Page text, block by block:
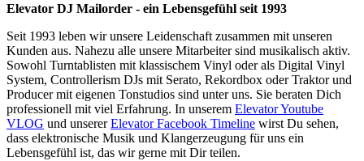
Elevator DJ Mailorder - ein Lebensgefühl seit 1993
Seit 1993 leben wir unsere Leidenschaft zusammen mit unseren
Kunden aus. Nahezu alle unsere Mitarbeiter sind musikalisch aktiv.
Sowohl Turntablisten mit klassischem Vinyl oder als Digital Vinyl
System, Controllerism DJs mit Serato, Rekordbox oder Traktor und
Producer mit eigenen Tonstudios sind unter uns. Sie beraten Dich
professionell mit viel Erfahrung. In unserem Elevator Youtube
VLOG und unsererElevator Facebook Timeline wirst Du sehen,
dass elektronische Musik und Klangerzeugung für uns ein
Lebensgefühl ist, das wir gerne mit Dir teilen.